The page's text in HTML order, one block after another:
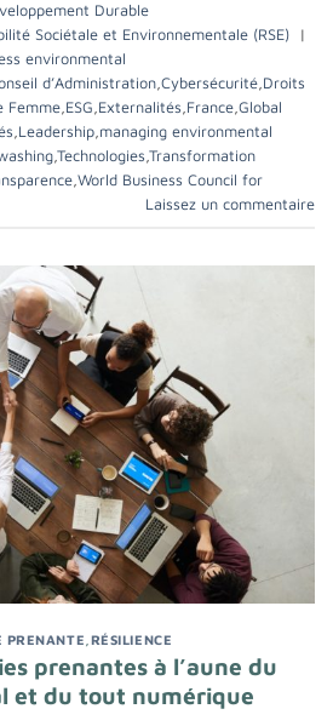
Durable
Sociétale et Environnementale (RSE)
|
environmental
d’Administration,Cybersécurité,Droits
Femme,ESG,Externalités,France,Global
,Leadership,managing environmental
,Technologies,Transformation
,World Business Council for
Laissez un commentaire
PRENANTE RÉSILIENCE
prenantes à l’aune du
et du tout numérique